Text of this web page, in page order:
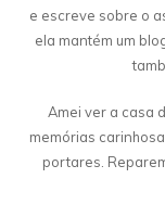
e escreve sobre o
ela mantém um
Amei ver a casa
memórias
portares.